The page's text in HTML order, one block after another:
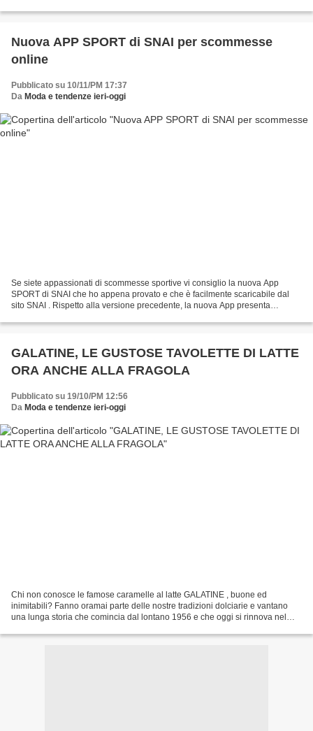
Nuova APP SPORT di SNAI per scommesse
online
Pubblicato su 10/11/PM 17:37
Da Moda e tendenze ieri-oggi
Se siete appassionati di scommesse sportive vi consiglio la nuova App
SPORT di SNAI che ho appena provato e che è facilmente scaricabile dal
sito SNAI . Rispetto alla versione precedente, la nuova App presenta
GALATINE, LE GUSTOSE TAVOLETTE DI LATTE
ORA ANCHE ALLA FRAGOLA
Pubblicato su 19/10/PM 12:56
Da Moda e tendenze ieri-oggi
Chi non conosce le famose caramelle al latte GALATINE , buone ed
inimitabili? Fanno oramai parte delle nostre tradizioni dolciarie e vantano
una lunga storia che comincia dal lontano 1956 e che oggi si rinnova nel